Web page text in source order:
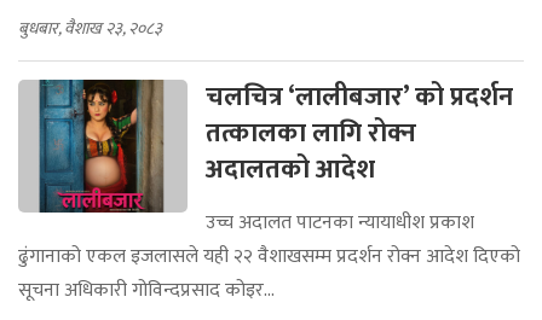
बुधबार, वैशाख २३, २०८३
चलचित्र ‘लालीबजार’ को प्रदर्शन
तत्कालका लागि रोक्न
अदालतको आदेश
उच्च अदालत पाटनका न्यायाधीश प्रकाश
ढुंगानाको एकल इजलासले यही २२ वैशाखसम्म प्रदर्शन रोक्न आदेश दिएको
सूचना अधिकारी गोविन्दप्रसाद कोइर...